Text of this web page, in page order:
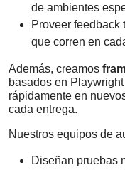
de ambientes
Proveer feedback
que corren en
Además, creamos
basados en
rápidamente en
cada entrega.
Nuestros equipos de
Diseñan pruebas